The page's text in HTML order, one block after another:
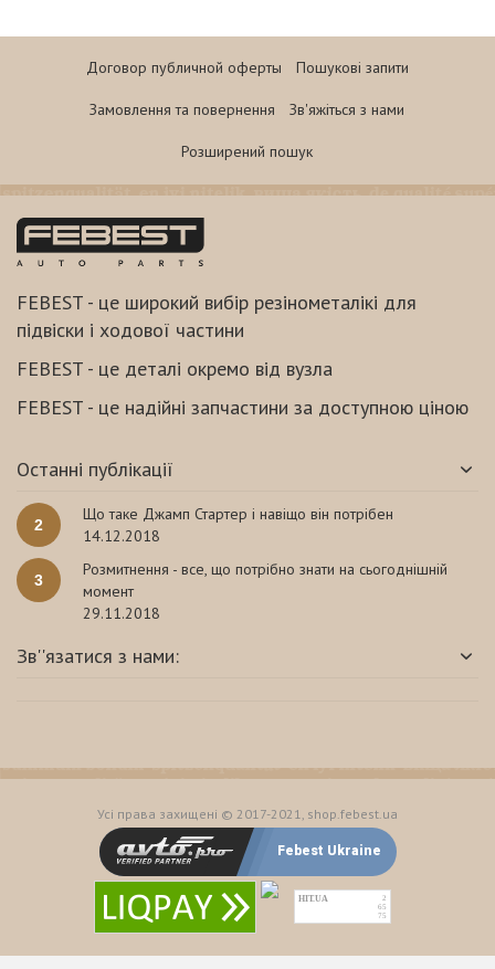
Договор публичной оферты Пошукові запити
Замовлення та повернення Зв'яжіться з нами
Розширений пошук
FEBEST - це широкий вибір резінометалікі для
підвіски і ходової частини
FEBEST - це деталі окремо від вузла
FEBEST - це надійні запчастини за доступною ціною
Останні публікації
2
Що таке Джамп Стартер і навіщо він потрібен
14.12.2018
3
Розмитнення - все, що потрібно знати на сьогоднішній
момент
29.11.2018
Зв''язатися з нами:
Усі права захищені © 2017-2021, shop.febest.ua
Febest Ukraine
HIT.UA
2
65
75